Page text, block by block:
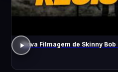
Nova Filmagem de Skinny